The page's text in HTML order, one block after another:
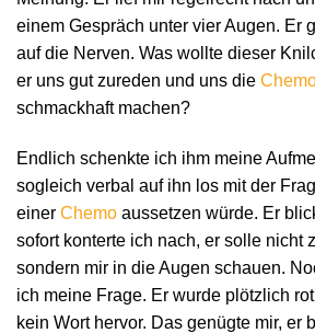
einem Gespräch unter vier Augen. Er
auf die Nerven. Was wollte dieser
er uns gut zureden und uns die
schmackhaft machen?
Endlich schenkte ich ihm meine
sogleich verbal auf ihn los mit der
einer Chemo aussetzen würde. Er
sofort konterte ich nach, er solle nicht
sondern mir in die Augen schauen.
ich meine Frage. Er wurde plötzlich
kein Wort hervor. Das genügte mir, er